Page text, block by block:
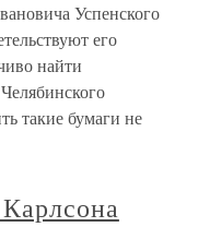
Успенского
его
найти
такие бумаги не